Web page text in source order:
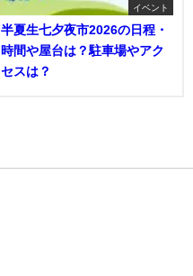
イベント
半夏生七夕夜市2026の日程・
時間や屋台は？駐車場やアク
セスは？